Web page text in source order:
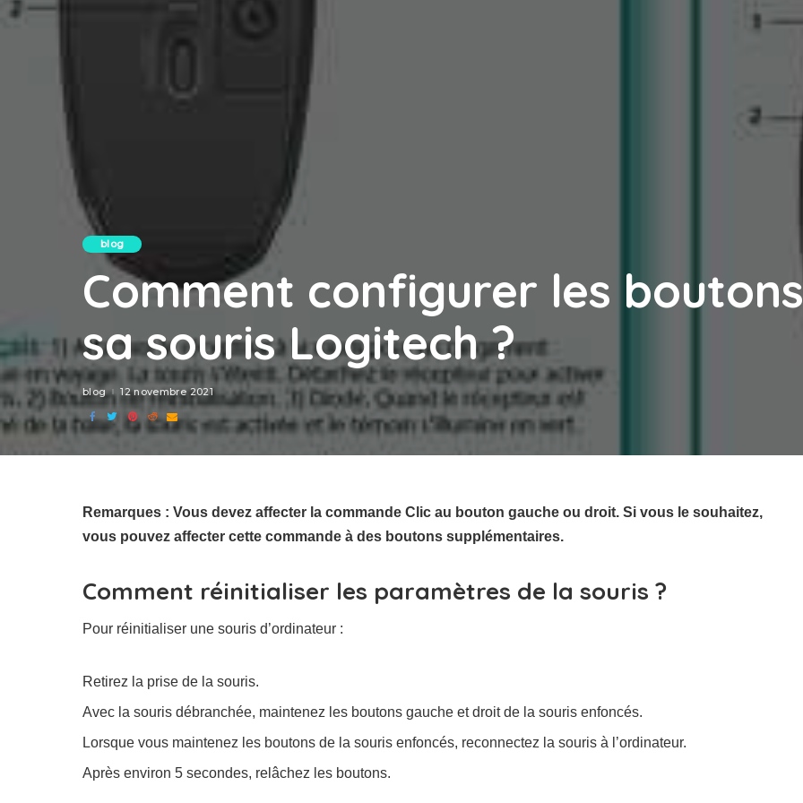
blog
Comment configurer les
sa souris Logitech ?
blog 12 novembre 2021
Remarques : Vous devez affecter la commande Clic au bouton gauche ou droit. Si vous le souhaitez,
vous pouvez affecter cette commande à des boutons supplémentaires.
Comment réinitialiser les paramètres de la souris ?
Pour réinitialiser une souris d’ordinateur :
Retirez la prise de la souris.
Avec la souris débranchée, maintenez les boutons gauche et droit de la souris enfoncés.
Lorsque vous maintenez les boutons de la souris enfoncés, reconnectez la souris à l’ordinateur.
Après environ 5 secondes, relâchez les boutons.